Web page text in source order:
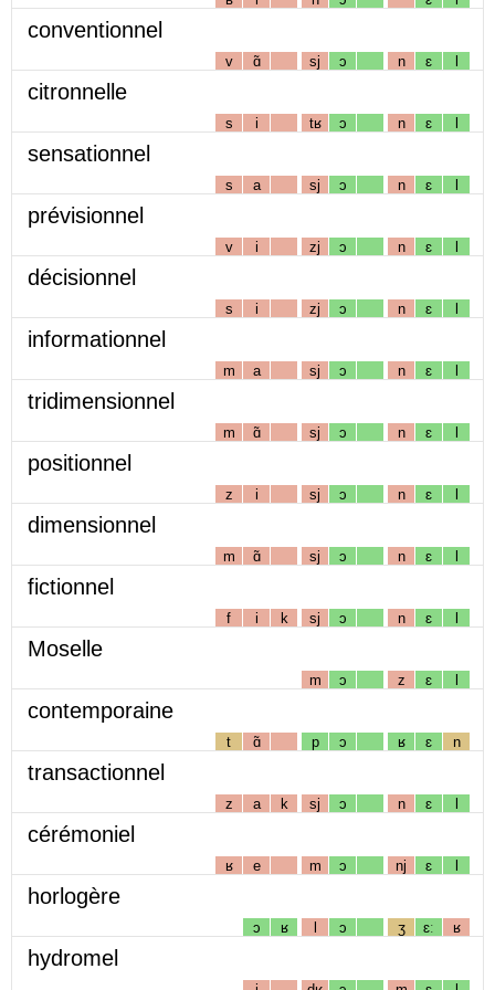
conventionnel
v ɑ̃ sj ɔ n ɛ l
citronnelle
s i tʁ ɔ n ɛ l
sensationnel
s a sj ɔ n ɛ l
prévisionnel
v i zj ɔ n ɛ l
décisionnel
s i zj ɔ n ɛ l
informationnel
m a sj ɔ n ɛ l
tridimensionnel
m ɑ̃ sj ɔ n ɛ l
positionnel
z i sj ɔ n ɛ l
dimensionnel
m ɑ̃ sj ɔ n ɛ l
fictionnel
f i k sj ɔ n ɛ l
Moselle
m ɔ z ɛ l
contemporaine
t ɑ̃ p ɔ ʁ ɛ n
transactionnel
z a k sj ɔ n ɛ l
cérémoniel
ʁ e m ɔ nj ɛ l
horlogère
ɔ ʁ l ɔ ʒ ɛː ʁ
hydromel